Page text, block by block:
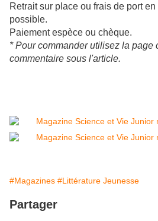
Retrait sur place ou frais de port
possible.
Paiement espèce ou chèque.
* Pour commander utilisez la page
commentaire sous l'article.
#Magazines #Littérature Jeunesse
Partager